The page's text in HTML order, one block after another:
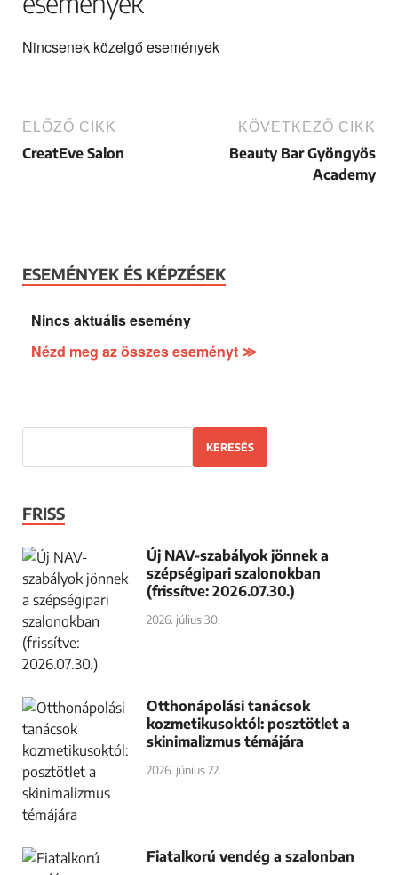
Nincsenek közelgő események
ELŐZŐ CIKK
CreatEve Salon
KÖVETKEZŐ CIKK
Beauty Bar Gyöngyös
Academy
ESEMÉNYEK ÉS KÉPZÉSEK
Nincs aktuális esemény
Nézd meg az összes eseményt ≫
KERESÉS
FRISS
Új NAV-szabályok jönnek a
szépségipari szalonokban
(frissítve: 2026.07.30.)
2026. július 30.
Otthonápolási tanácsok
kozmetikusoktól: posztötlet a
skinimalizmus témájára
2026. június 22.
Fiatalkorú vendég a szalonban